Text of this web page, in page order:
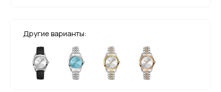
Другие варианты: